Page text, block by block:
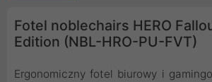
Fotel noblechairs HERO
Edition (NBL-HRO-PU-FVT)
Ergonomiczny fotel biurowy i